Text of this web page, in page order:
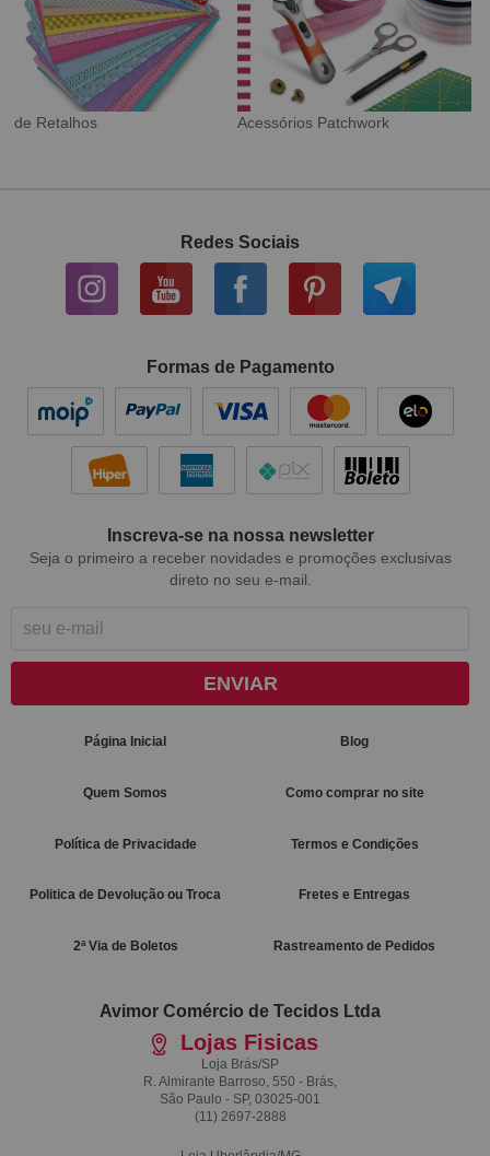
Tecido Digital Sarja Impermeável
Redes Sociais
Formas de Pagamento
Inscreva-se na nossa newsletter
Seja o primeiro a receber novidades e promoções exclusivas
direto no seu e-mail.
ENVIAR
Página Inicial Blog
Quem Somos Como comprar no site
Política de Privacidade Termos e Condições
Politica de Devolução ou Troca Fretes e Entregas
2ª Via de Boletos Rastreamento de Pedidos
Avimor Comércio de Tecidos Ltda
Lojas Fisicas
Loja Brás/SP
R. Almirante Barroso, 550 - Brás,
São Paulo - SP, 03025-001
(11) 2697-2888